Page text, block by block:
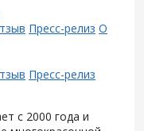
Пресс-релиз О
Пресс-релиз
с 2000 года и